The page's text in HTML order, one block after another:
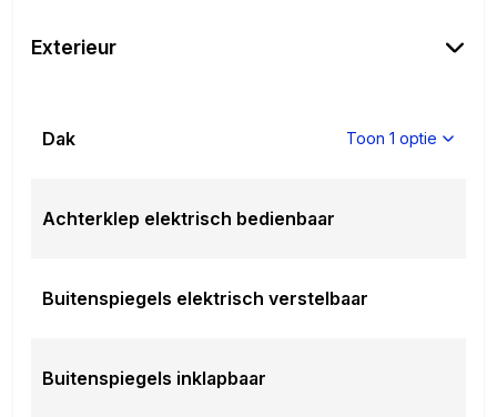
Exterieur
Dak Toon 1 optie
Achterklep elektrisch bedienbaar
Buitenspiegels elektrisch verstelbaar
Buitenspiegels inklapbaar